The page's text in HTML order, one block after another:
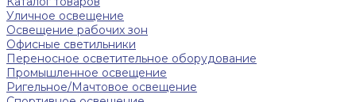
Уличное освещение
Освещение рабочих зон
Офисные светильники
Переносное осветительное оборудование
Промышленное освещение
Ригельное/Мачтовое освещение